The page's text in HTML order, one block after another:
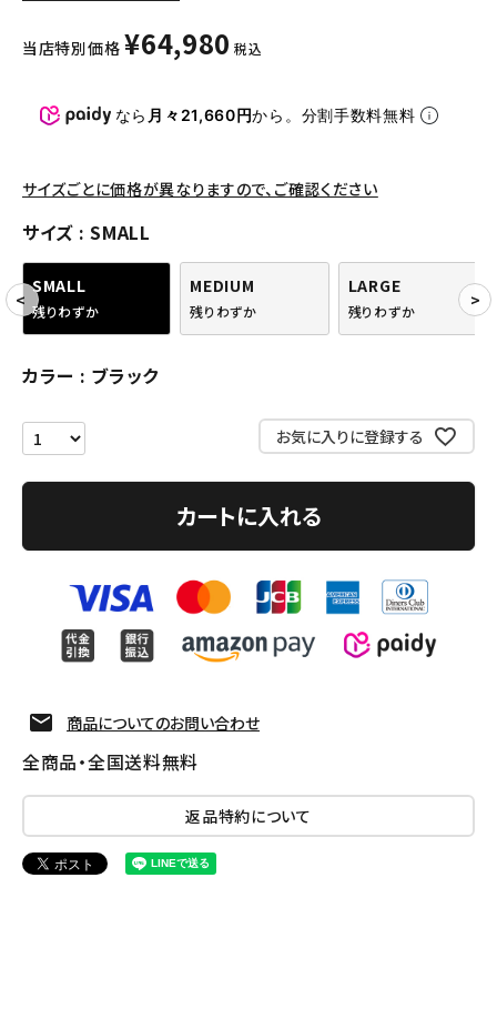
パンツ・ショーツ
SEASON
CONTENTS
ACCOUNT MENU
当店特別価格 ¥64,980 税込
なら 月々21,660円から。分割手数料無料
サイズごとに価格が異なりますので、ご確認ください
サイズ SMALL
SMALL
残りわずか
MEDIUM
残りわずか
LARGE
残りわずか
カラー ブラック
お気に入りに登録する
カートに入れる
商品についてのお問い合わせ
全商品・全国送料無料
返品特約について